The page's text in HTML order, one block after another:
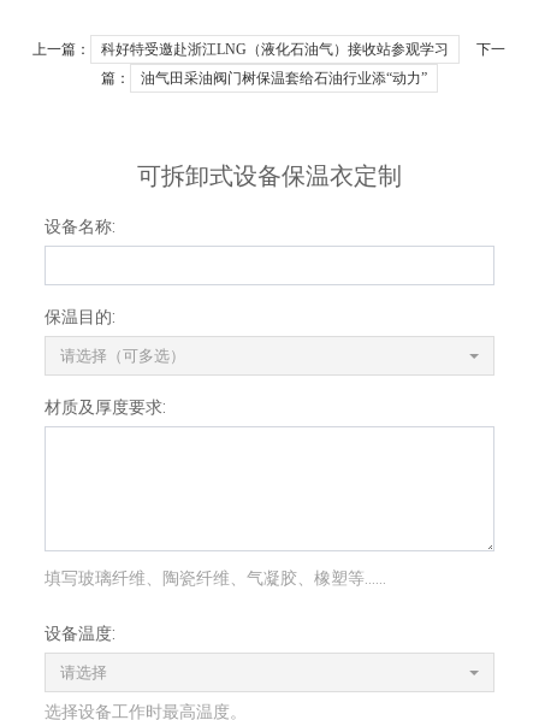
上一篇： 科好特受邀赴浙江LNG（液化石油气）接收站参观学习
下一
篇：
油气田采油阀门树保温套给石油行业添“动力”